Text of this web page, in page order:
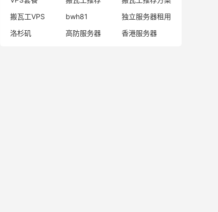
搬瓦工VPS
bwh81
独立服务器租用
洛杉矶
高防服务器 香港服务器